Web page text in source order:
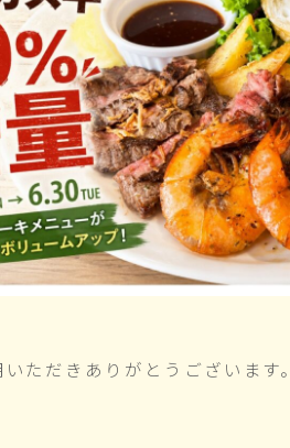
ただきありがとうございます。